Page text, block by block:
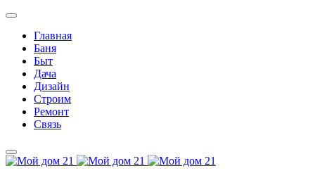
Главная
Баня
Быт
Дача
Дизайн
Строим
Ремонт
Связь